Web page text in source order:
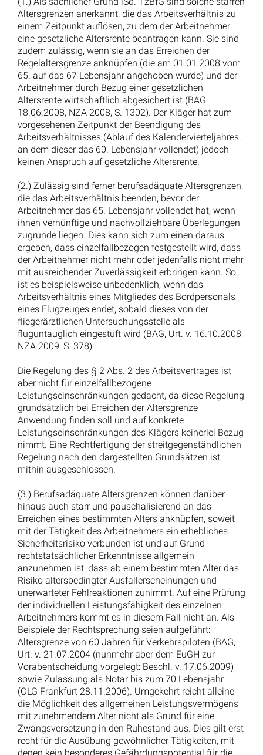
Volle Erwerbsminderungsrente: Anhörungsrüge gegen
PKH-Versagung abgewiesen
Arbeitszeugnis: Erneute Festsetzung von einem
Zwangsgeld bis 25.000 Euro nach 2 Jahren
Rufbereitschaft als Arbeitszeit: Polizeibeamter scheitert
trotz 44 Prozent